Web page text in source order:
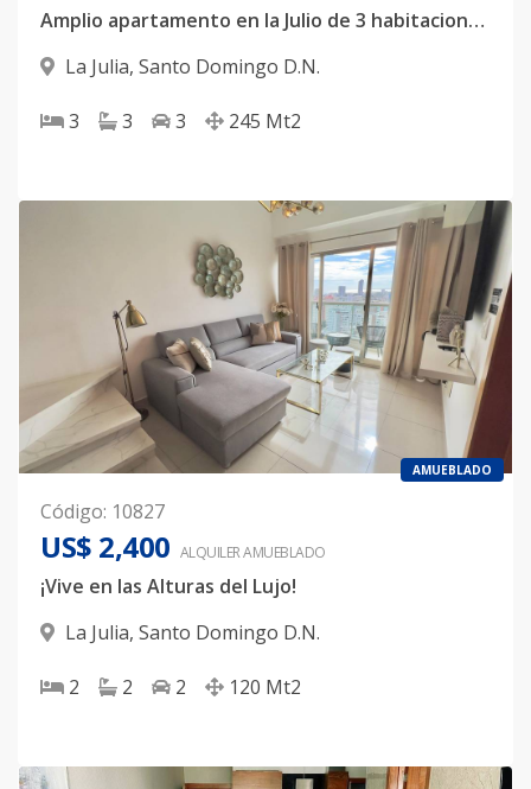
Amplio apartamento en la Julio de 3 habitaciones y hermosa área social.
La Julia, Santo Domingo D.N.
3 3 3 245 Mt2
AMUEBLADO
Código: 10827
US$ 2,400 ALQUILERAMUEBLADO
¡Vive en las Alturas del Lujo!
La Julia, Santo Domingo D.N.
2 2 2 120 Mt2